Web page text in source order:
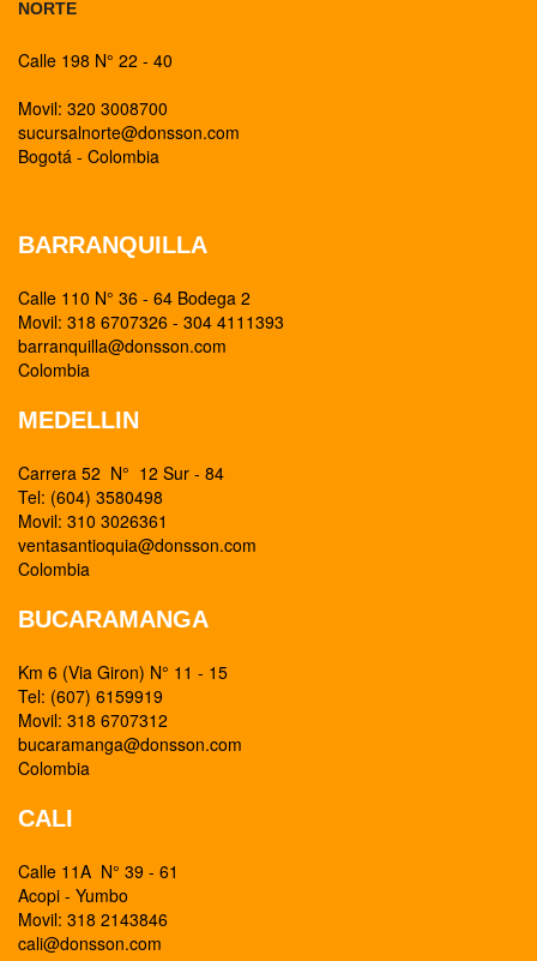
NORTE
Calle 198 N° 22 - 40
Movil: 320 3008700
sucursalnorte@donsson.com
Bogotá - Colombia
BARRANQUILLA
Calle 110 N° 36 - 64 Bodega 2
Movil: 318 6707326 - 304 4111393
barranquilla@donsson.com
Colombia
MEDELLIN
Carrera 52 N° 12 Sur - 84
Tel: (604) 3580498
Movil: 310 3026361
ventasantioquia@donsson.com
Colombia
BUCARAMANGA
Km 6 (Via Giron) N° 11 - 15
Tel: (607) 6159919
Movil: 318 6707312
bucaramanga@donsson.com
Colombia
CALI
Calle 11A N° 39 - 61
Acopi - Yumbo
Movil: 318 2143846
cali@donsson.com